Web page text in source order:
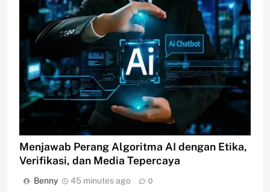
Menjawab Perang Algoritma AI dengan Etika,
Verifikasi, dan Media Tepercaya
Benny 45 minutes ago 0